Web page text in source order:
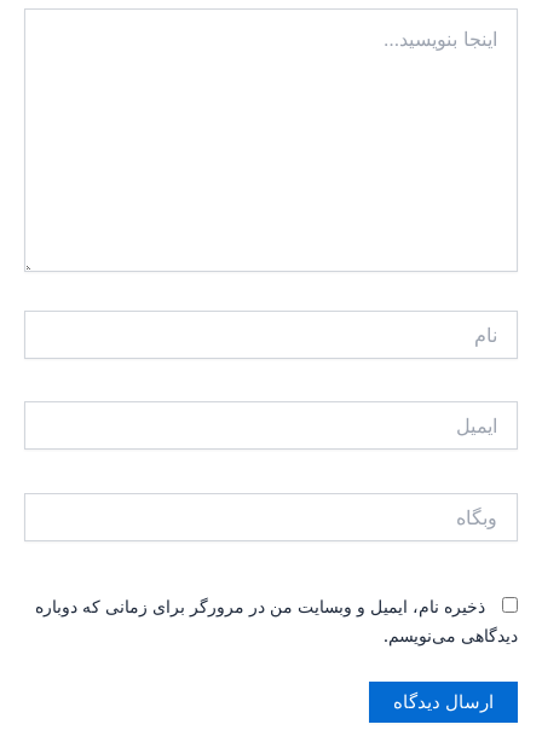
بنویسید…
ذخیره نام، ایمیل و وبسایت من در مرورگر برای زمانی که دوباره
دیدگاهی می‌نویسم.